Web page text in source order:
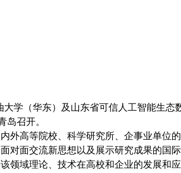
大学（华东）及山东省可信人工智能生态
岛召开。
外高等院校、科学研究所、企事业单位
对面交流新思想以及展示研究成果的国
领域理论、技术在高校和企业的发展和